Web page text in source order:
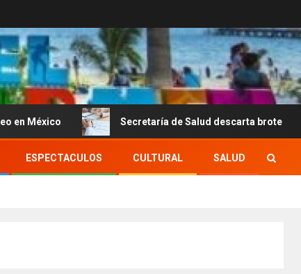
Secretaría de Salud descarta brote activo de
ESPECTACULOS CULTURAL SALUD